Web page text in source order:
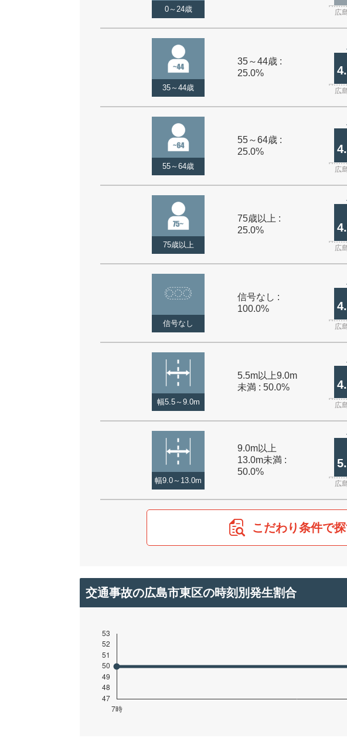
0～24歳 広
35～44歳
35～44歳 :
25.0%
広
55～64歳
55～64歳 :
25.0%
広
75歳以上
75歳以上 :
25.0%
広
信号なし
信号なし :
100.0%
広
幅5.5～9.0m
5.5m以上9.0m
未満 : 50.0%
広
幅9.0～13.0m
9.0m以上
13.0m未満 :
50.0%
広
こだわり条件で
交通事故の広島市東区の時刻別発生割合